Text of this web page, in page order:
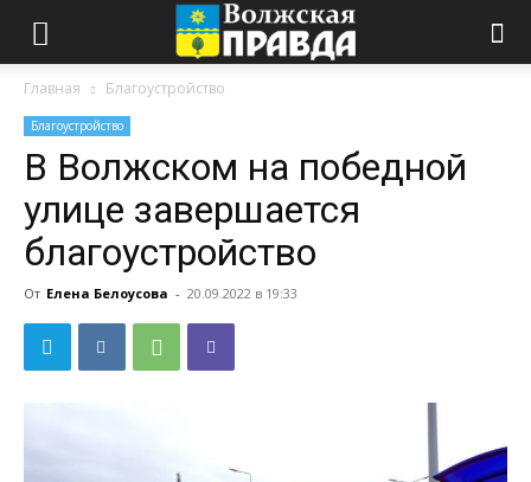
Главная Благоустройство
Благоустройство
В Волжском на победной
улице завершается
благоустройство
От Елена Белоусова - 20.09.2022 в 19:33